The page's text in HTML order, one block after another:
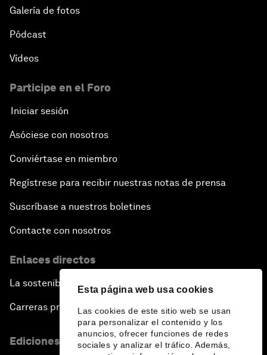
Esta página web usa cookies
Las cookies de este sitio web se usan
para personalizar el contenido y los
anuncios, ofrecer funciones de redes
sociales y analizar el tráfico. Además,
Galería de fotos
Pódcast
Vídeos
Participe en el Foro
Iniciar sesión
Asóciese con nosotros
Conviértase en miembro
Regístrese para recibir nuestras notas de prensa
Suscríbase a nuestros boletines
Contacte con nosotros
Enlaces directos
La sostenibilidad en el Foro
Carreras profesionales
Ediciones en otros idiomas